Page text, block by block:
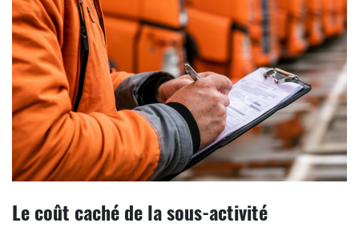
Le coût caché de la sous-activité